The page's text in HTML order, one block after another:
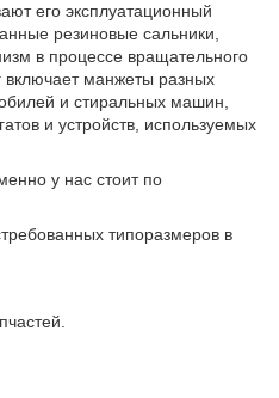
его эксплуатационный
резиновые сальники,
в процессе вращательного
манжеты разных
и стиральных машин,
и устройств, используемых
у нас стоит по
типоразмеров в